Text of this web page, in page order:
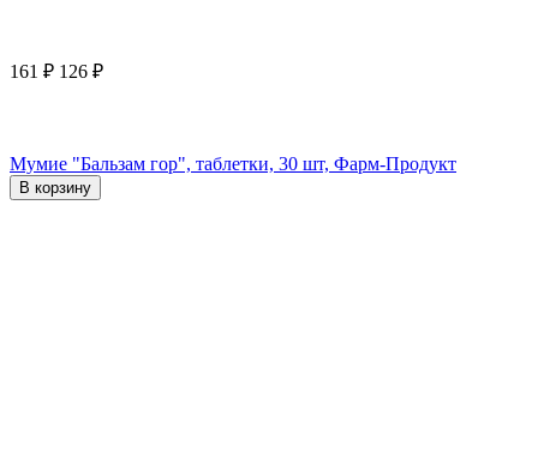
161 ₽ 126 ₽
Мумие "Бальзам гор", таблетки, 30 шт, Фарм-Продукт
В корзину